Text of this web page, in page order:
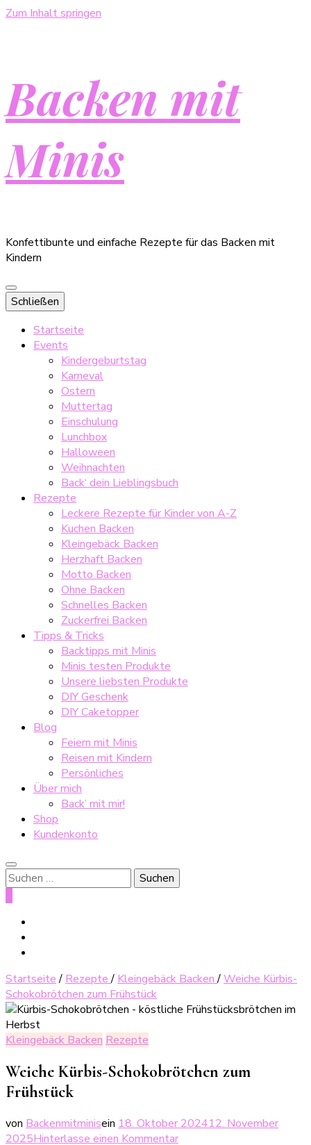
Zum Inhalt springen
Backen mit
Minis
Konfettibunte und einfache Rezepte für das Backen mit
Kindern
Schließen
Startseite
Events
Kindergeburtstag
Karneval
Ostern
Muttertag
Einschulung
Lunchbox
Halloween
Weihnachten
Back‘ dein Lieblingsbuch
Rezepte
Leckere Rezepte für Kinder von A-Z
Kuchen Backen
Kleingebäck Backen
Herzhaft Backen
Motto Backen
Ohne Backen
Schnelles Backen
Zuckerfrei Backen
Tipps & Tricks
Backtipps mit Minis
Minis testen Produkte
Unsere liebsten Produkte
DIY Geschenk
DIY Caketopper
Blog
Feiern mit Minis
Reisen mit Kindern
Persönliches
Über mich
Back’ mit mir!
Shop
Kundenkonto
Suche
nach:
Startseite / Rezepte/ Kleingebäck Backen/Weiche Kürbis-
Schokobrötchen zum Frühstück
Kleingebäck Backen Rezepte
Weiche Kürbis-Schokobrötchen zum
Frühstück
von Backenmitminisein 18. Oktober 202412. November
2025Hinterlasse einen Kommentarzu